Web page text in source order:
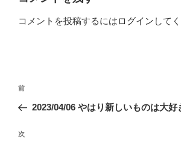
コメントを投稿するにはログイン して
投
ナ
ビ
前
の
稿
前
2023/04/06 やはり新しいものは大好
次
次